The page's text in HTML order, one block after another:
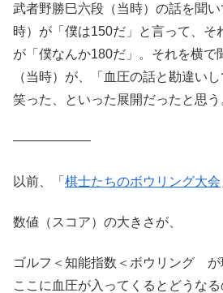
武者野勝巳六段（当時）の話を聞
時）が「僕は150だ」と言って、そ
が「僕なんか180だ」。それを横で
（当時）が、「血圧の話と勘違い
笑った、といった展開だったと思う
——————
以前、「 棋士たちのボウリング大会
数値（スコア）の大きさが、
ゴルフ＜知能指数＜ボウリング が
ここに血圧が入ってくるとどうなる